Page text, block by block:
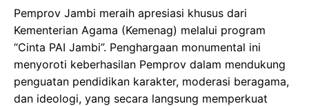
​Pemprov Jambi meraih apresiasi khusus dari
Kementerian Agama (Kemenag) melalui program
“Cinta PAI Jambi”. Penghargaan monumental ini
menyoroti keberhasilan Pemprov dalam mendukung
penguatan pendidikan karakter, moderasi beragama,
dan ideologi, yang secara langsung memperkuat